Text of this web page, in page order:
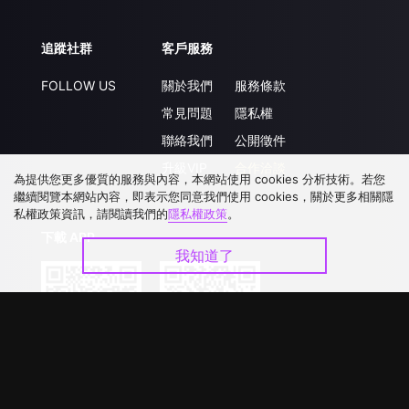
追蹤社群
FOLLOW US
客戶服務
關於我們
常見問題
聯絡我們
服務條款
隱私權
公開徵件
下載 APP
為提供您更多優質的服務與內容，本網站使用 cookies 分析技術。若您
繼續閱覽本網站內容，即表示您同意我們使用 cookies，關於更多相關隱
私權政策資訊，請閱讀我們的隱私權政策。
我知道了